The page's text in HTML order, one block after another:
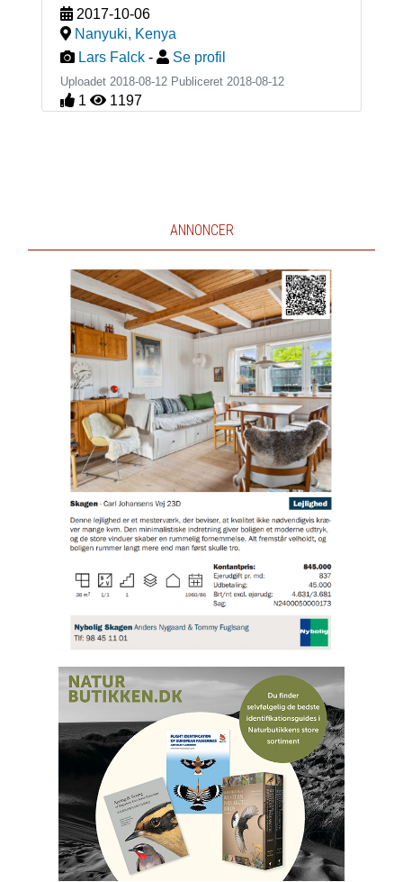
2017-10-06
Nanyuki, Kenya
Lars Falck - Se profil
Uploadet 2018-08-12 Publiceret 2018-08-12
1 1197
ANNONCER